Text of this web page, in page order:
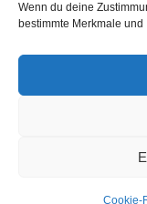
Wenn du deine
bestimmte Merkmale
Cookie-
Kontakt
© Copyright
trademark of